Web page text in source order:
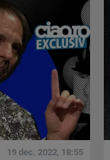
19 dec. 2022, 18:55